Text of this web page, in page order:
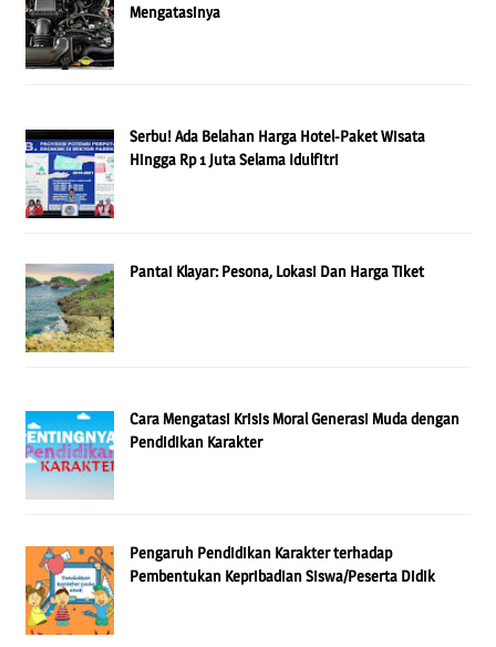
Mengatasinya
Serbu! Ada Belahan Harga Hotel-Paket Wisata
Hingga Rp 1 Juta Selama Idulfitri
Pantai Klayar: Pesona, Lokasi Dan Harga Tiket
Cara Mengatasi Krisis Moral Generasi Muda dengan
Pendidikan Karakter
Pengaruh Pendidikan Karakter terhadap
Pembentukan Kepribadian Siswa/Peserta Didik